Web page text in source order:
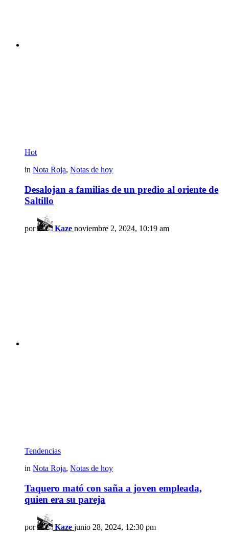
Hot
in Nota Roja, Notas de hoy
Desalojan a familias de un predio al oriente de
Saltillo
por Kaze noviembre 2, 2024, 10:19 am
Tendencias
in Nota Roja, Notas de hoy
Taquero mató con saña a joven empleada,
quien era su pareja
por Kaze junio 28, 2024, 12:30 pm